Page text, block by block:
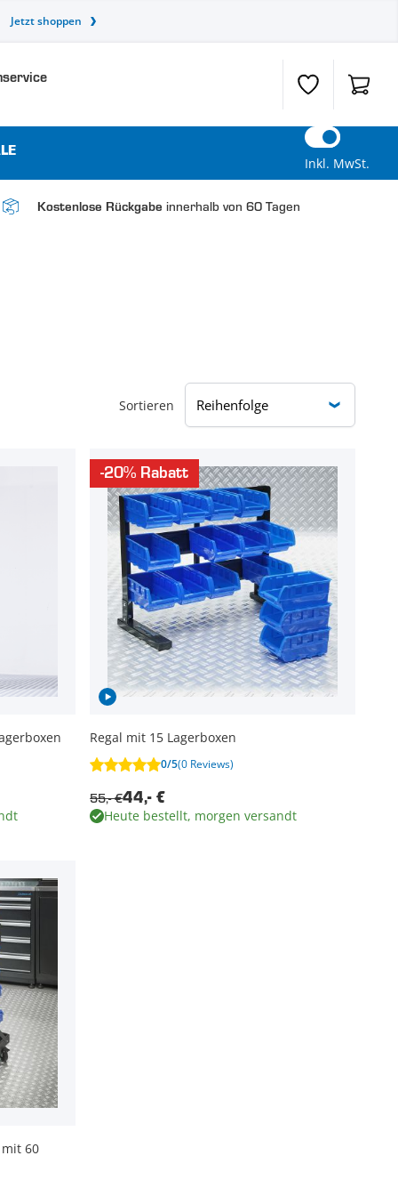
Jetzt shoppen
Wunschzettel
Inkl. MwSt.
Kostenlose Rückgabe innerhalb von 60 Tagen
Sortieren
-20% Rabatt
Regal mit 15 Lagerboxen
0/5(0 Reviews)
44,- €
55,- €
Heute bestellt, morgen versandt
60